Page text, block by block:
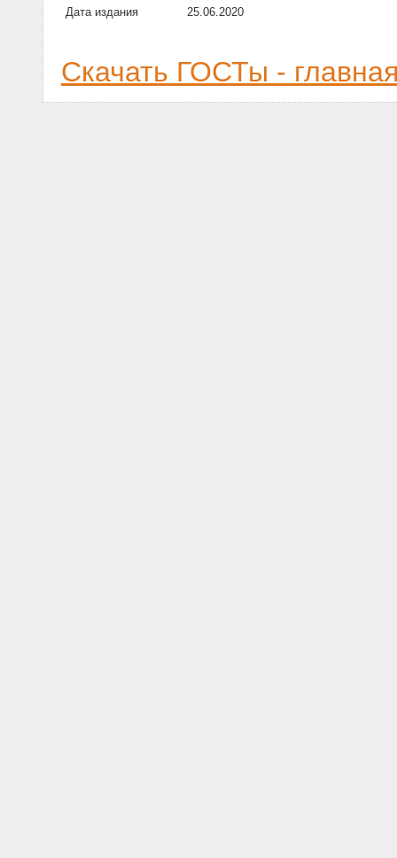
Дата издания
25.06.2020
Скачать ГОСТы -